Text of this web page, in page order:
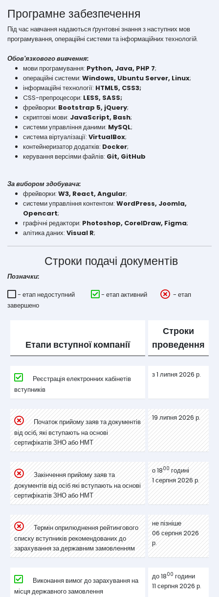
Програмне забезпечення
Під час навчання надаються ґрунтовні знання з наступних мов
програмування, операційні системи та інформаційних технологій.
Обов'язкового вивчення:
мови програмування: Python, Java, PHP 7;
операційні системи: Windows, Ubuntu Server, Linux;
інформаційні технології: HTML5, CSS3;
CSS-препроцесори: LESS, SASS;
фрейворки: Bootstrap 5, jQuery;
скриптові мови: JavaScript, Bash;
системи управління даними: MySQL;
система віртуалізації: VirtualBox;
контейнеризатор додатків: Docker;
керування версіями файлів: Git, GitHub
За вибором здобувача:
фрейворки: W3, React, Angular;
системи управління контентом: WordPress, Joomla,
Opencart;
графічні редактори: Photoshop, CorelDraw, Figma;
алітика даних: Visual R;
Строки подачі документів
Позначки:
- етап недоступний
- етап активний
- етап
завершено
Етапи вступної компанії
Строки
проведення
Реєстрація електронних кабінетів
вступників
з 1 липня 2026 р.
Початок прийому заяв та документів
від осіб, які вступають на основі
сертифікатів ЗНО або НМТ
19 липня 2026 р.
Закінчення прийому заяв та
документів від осіб які вступають на основі
сертифікатів ЗНО або НМТ
о 1800годині
1 серпня 2026 р.
Термін оприлюднення рейтингового
списку вступників рекомендованих до
зарахування за державним замовленням
не пізніше
06 серпня 2026
р.
Виконання вимог до зарахування на
місця державного замовлення
до 1800 години
11 серпня 2026 р.